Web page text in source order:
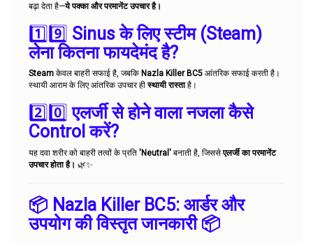
बढ़ा देता है—ये पक्का और परमानेंट उपचार है।
1️⃣9️⃣ Sinus के लिए स्टीम (Steam)
लेना कितना फायदेमंद है?
Steam केवल बाहरी सफाई है, जबकि Nazla Killer BC5 आंतरिक सफाई करती है।
स्थायी आराम के लिए आंतरिक उपचार हीस्थायी रास्ताहै।
2️⃣0️⃣एलर्जी से होने वाला नजला कैसे
Control करें?
यह दवा शरीर को बाहरी तत्वों के प्रति 'Neutral' बनाती है, जिससेएलर्जी का परमानेंट
उपचार होता है। 🌿✨
📦 Nazla Killer BC5: आर्डर और
उपयोग की विस्तृत जानकारी 📦